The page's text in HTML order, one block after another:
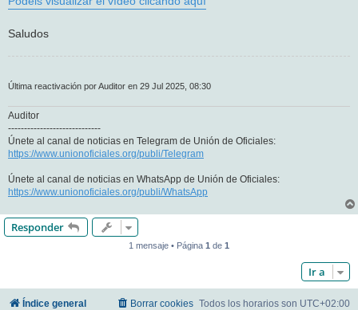
Saludos
Última reactivación por Auditor en 29 Jul 2025, 08:30
Auditor
-----------------------------
Únete al canal de noticias en Telegram de Unión de Oficiales:
https://www.unionoficiales.org/publi/Telegram
Únete al canal de noticias en WhatsApp de Unión de Oficiales:
https://www.unionoficiales.org/publi/WhatsApp
Responder
1 mensaje • Página 1 de 1
Ir a
Índice general Todos los horarios son UTC+02:00
Borrar cookies